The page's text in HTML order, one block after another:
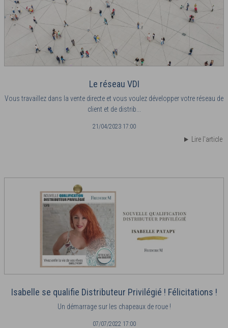
Le réseau VDI
Vous travaillez dans la vente directe et vous voulez développer votre réseau de
client et de distrib...
21/04/2023 17:00
Lire l'article
Isabelle se qualifie Distributeur Privilégié ! Félicitations !
Un démarrage sur les chapeaux de roue !
07/07/2022 17:00